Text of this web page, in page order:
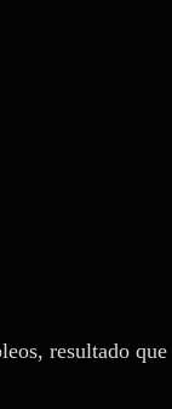
resultado que